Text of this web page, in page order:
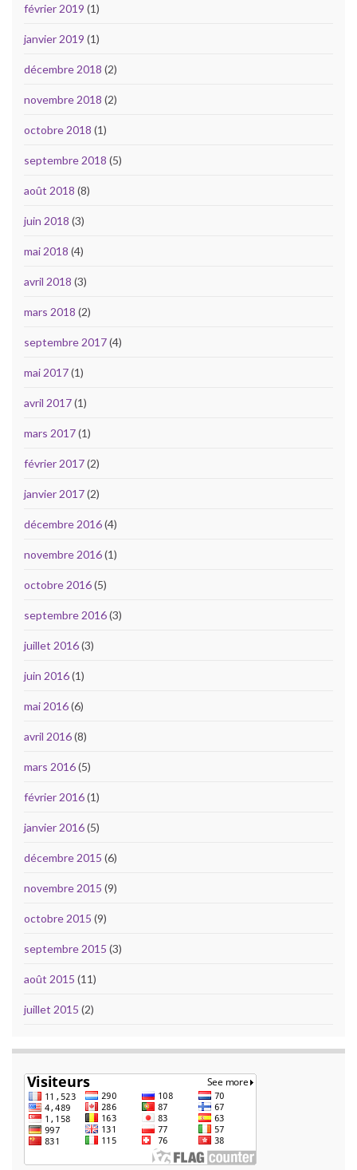
février 2019 (1)
janvier 2019 (1)
décembre 2018 (2)
novembre 2018 (2)
octobre 2018 (1)
septembre 2018 (5)
août 2018 (8)
juin 2018 (3)
mai 2018 (4)
avril 2018 (3)
mars 2018 (2)
septembre 2017(4)
mai 2017(1)
avril 2017(1)
mars 2017(1)
février 2017(2)
janvier 2017(2)
décembre 2016(4)
novembre 2016(1)
octobre 2016(5)
septembre 2016(3)
juillet 2016(3)
juin 2016(1)
mai 2016(6)
avril 2016(8)
mars 2016(5)
février 2016(1)
janvier 2016(5)
décembre 2015 (6)
novembre 2015 (9)
octobre 2015 (9)
septembre 2015 (3)
août 2015 (11)
juillet 2015 (2)